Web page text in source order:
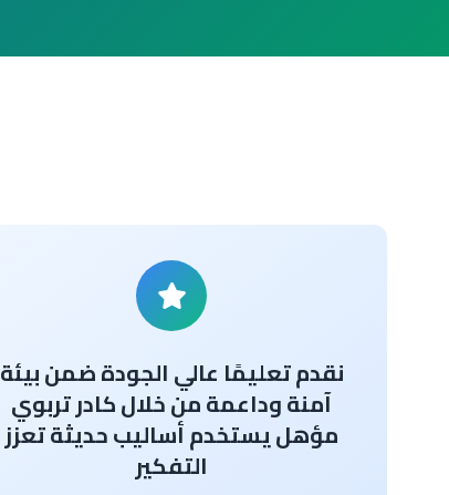
نقدم تعليمًا عالي الجودة ضمن بيئة
آمنة وداعمة من خلال كادر تربوي
مؤهل يستخدم أساليب حديثة تعزز
التفكير